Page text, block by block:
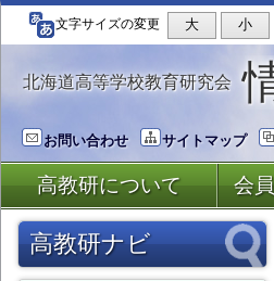
文字サイズの変更 大 小
北海道高等学校教育研究会
お問い合わせ サイトマップ
高教研について 会
高教研ナビ